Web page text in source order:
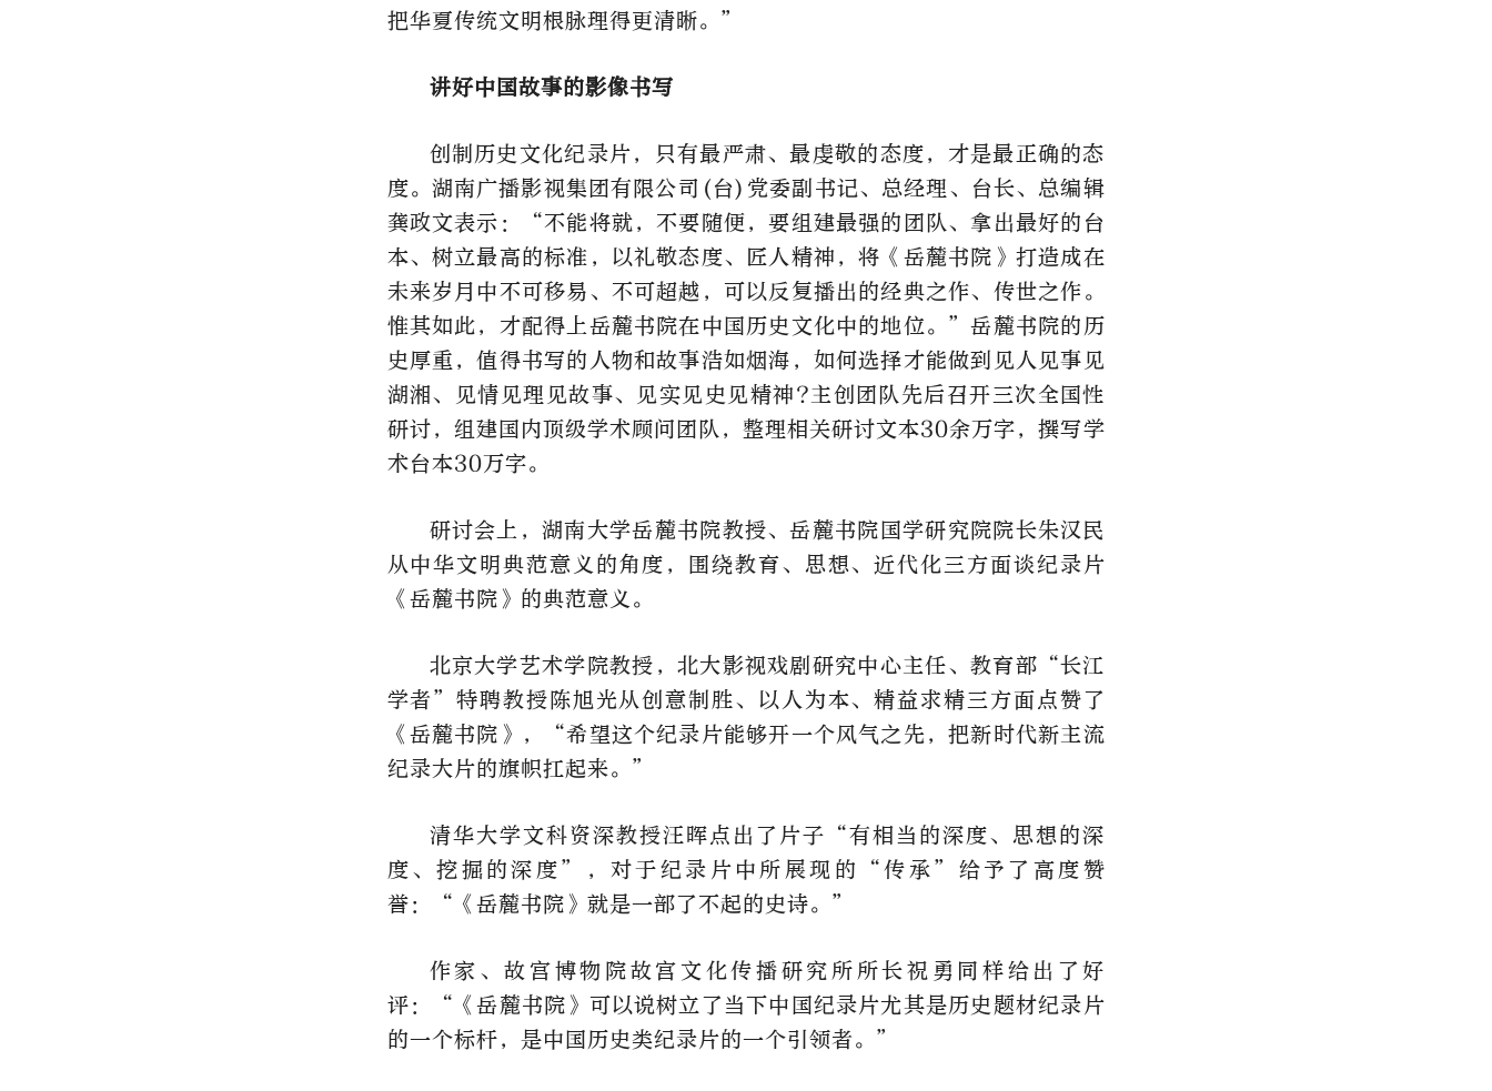
把华夏传统文明根脉理得更清晰。”
讲好中国故事的影像书写
创制历史文化纪录片，只有最严肃、最虔敬的态度，才是最正确的态
度。湖南广播影视集团有限公司(台)党委副书记、总经理、台长、总编辑
龚政文表示：“不能将就，不要随便，要组建最强的团队、拿出最好的台
本、树立最高的标准，以礼敬态度、匠人精神，将《岳麓书院》打造成在
未来岁月中不可移易、不可超越，可以反复播出的经典之作、传世之作。
惟其如此，才配得上岳麓书院在中国历史文化中的地位。”岳麓书院的历
史厚重，值得书写的人物和故事浩如烟海，如何选择才能做到见人见事见
湖湘、见情见理见故事、见实见史见精神?主创团队先后召开三次全国性
研讨，组建国内顶级学术顾问团队，整理相关研讨文本30余万字，撰写学
术台本30万字。
研讨会上，湖南大学岳麓书院教授、岳麓书院国学研究院院长朱汉民
从中华文明典范意义的角度，围绕教育、思想、近代化三方面谈纪录片
《岳麓书院》的典范意义。
北京大学艺术学院教授，北大影视戏剧研究中心主任、教育部“长江
学者”特聘教授陈旭光从创意制胜、以人为本、精益求精三方面点赞了
《岳麓书院》，“希望这个纪录片能够开一个风气之先，把新时代新主流
纪录大片的旗帜扛起来。”
清华大学文科资深教授汪晖点出了片子“有相当的深度、思想的深
度、挖掘的深度”，对于纪录片中所展现的“传承”给予了高度赞
誉：“《岳麓书院》就是一部了不起的史诗。”
作家、故宫博物院故宫文化传播研究所所长祝勇同样给出了好
评：“《岳麓书院》可以说树立了当下中国纪录片尤其是历史题材纪录片
的一个标杆，是中国历史类纪录片的一个引领者。”